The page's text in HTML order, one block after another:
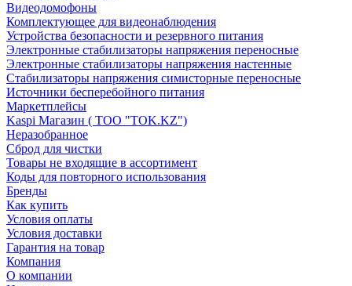
Видеодомофоны
Комплектующее для видеонаблюдения
Устройства безопасности и резервного питания
Электронные стабилизаторы напряжения переносные
Электронные стабилизаторы напряжения настенные
Стабилизаторы напряжения симисторные переносные
Источники бесперебойного питания
Маркетплейсы
Kaspi Магазин ( ТОО "TOK.KZ")
Неразобранное
Сброд для чистки
Товары не входящие в ассортимент
Коды для повторного использования
Бренды
Как купить
Условия оплаты
Условия доставки
Гарантия на товар
Компания
О компании